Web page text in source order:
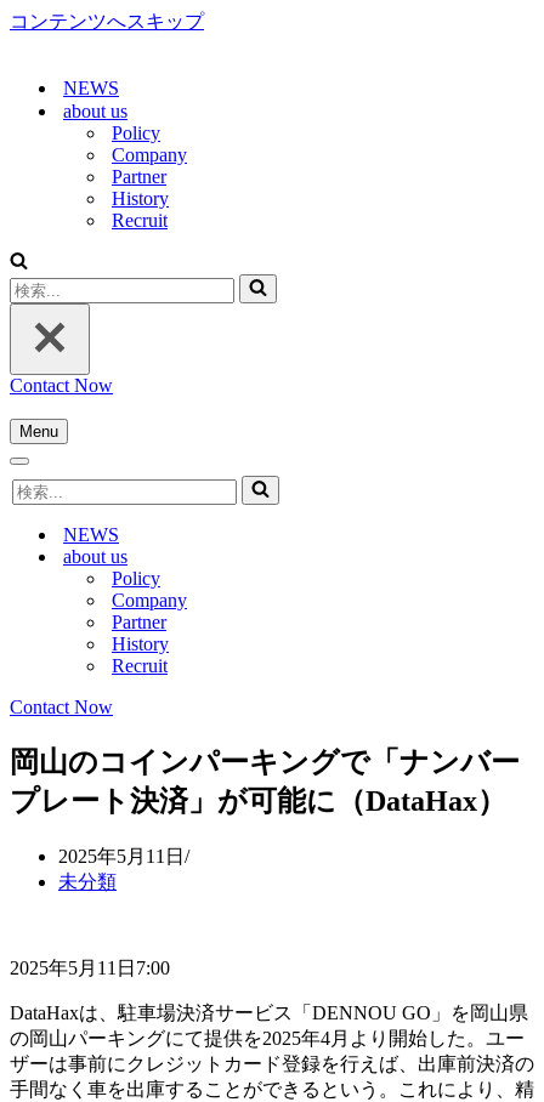
コンテンツへスキップ
NEWS
about us
Policy
Company
Partner
History
Recruit
検
索...
Contact Now
Menu
ナ
ゲ
シ
ョ
ナ
ビ
検
索...
NEWS
about us
Policy
Company
Partner
History
Recruit
Contact Now
岡山のコインパーキングで「ナンバー
プレート決済」が可能に（DataHax）
2025年5月11日
未分類
2025年5月11日7:00
DataHaxは、駐車場決済サービス「DENNOU GO」を岡山県
の岡山パーキングにて提供を2025年4月より開始した。ユー
ザーは事前にクレジットカード登録を行えば、出庫前決済の
手間なく車を出庫することができるという。これにより、精